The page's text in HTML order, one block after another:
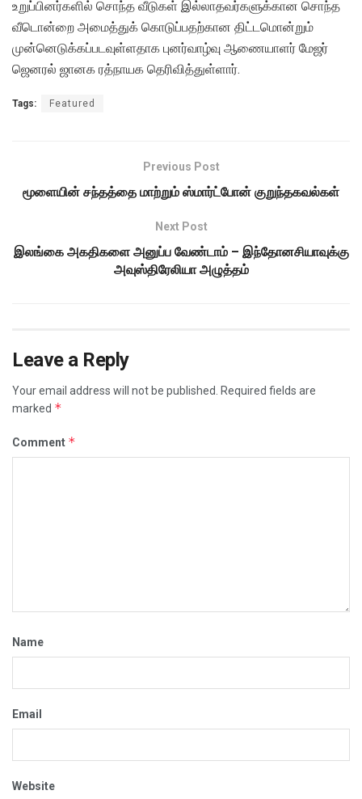
உறுப்பினர்களில் சொந்த வீடுகள் இல்லாதவர்களுக்கான சொந்த
வீடொன்றை அமைத்துக் கொடுப்பதற்கான திட்டமொன்றும்
முன்னெடுக்கப்படவுள்ளதாக புனர்வாழ்வு ஆணையாளர் மேஜர்
ஜெனரல் ஜானக ரத்நாயக தெரிவித்துள்ளார்.
Tags: Featured
Previous Post
மூளையின் சந்தத்தை மாற்றும் ஸ்மார்ட்போன் குறுந்தகவல்கள்
Next Post
இலங்கை அகதிகளை அனுப்ப வேண்டாம் – இந்தோனசியாவுக்கு
அவுஸ்திரேலியா அழுத்தம்
Leave a Reply
Your email address will not be published. Required fields are
marked *
Comment *
Name
Email
Website